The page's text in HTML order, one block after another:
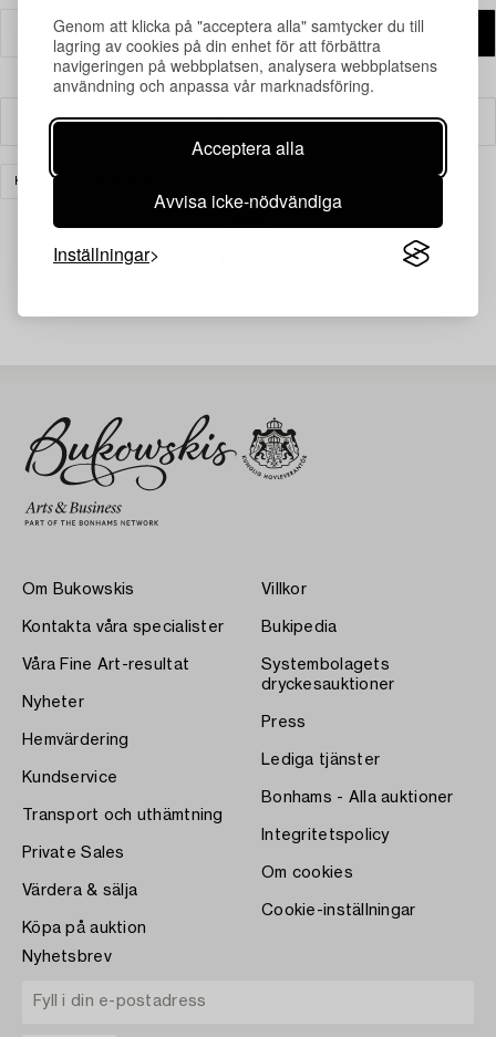
Genom att klicka på "acceptera alla" samtycker du till
lagring av cookies på din enhet för att förbättra
navigeringen på webbplatsen, analysera webbplatsens
användning och anpassa vår marknadsföring.
Acceptera alla
Avvisa icke-nödvändiga
Inställningar
Filter
KONST
Om Bukowskis
Kontakta våra specialister
Våra Fine Art-resultat
Nyheter
Hemvärdering
Kundservice
Transport och uthämtning
Private Sales
Värdera & sälja
Köpa på auktion
Villkor
Bukipedia
Systembolagets
dryckesauktioner
Press
Lediga tjänster
Bonhams - Alla auktioner
Integritetspolicy
Om cookies
Cookie-inställningar
Nyhetsbrev